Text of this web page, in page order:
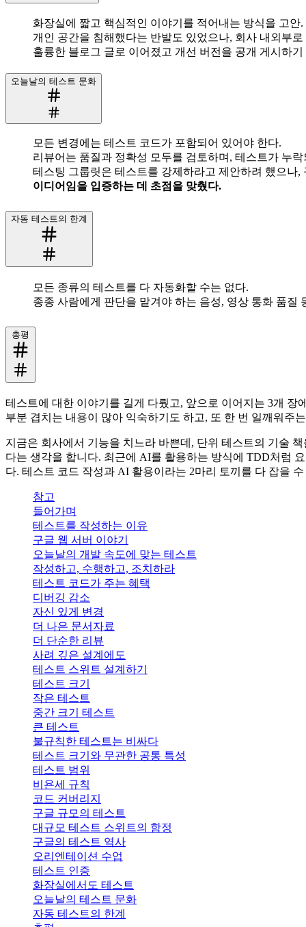
화장실에 짧고 핵심적인 이야기를 적어내는 방식을 고
개인 공간을 침해했다는 반발도 있었으나, 회사 내외부
훌륭한 블로그 글로 이어졌고 개선 버전을 공개 게시하
오늘날의 테스트 문화
모든 변경에는 테스트 코드가 포함되어 있어야 한다.
리뷰어는 품질과 정확성 모두를 검토하며, 테스트가 누
테스팅 그룹릿은 테스트를 강제하라고 제안하려 했으나
이디어임을 입증하는 데 초점을 맞췄다.
자동 테스트의 한계
모든 종류의 테스트를 다 자동화할 수는 없다.
종종 사람에게 판단을 맡겨야 하는 음성, 영상 통화 품질
총평
테스트에 대한 이야기를 길게 다뤘고, 앞으로 이어지는 3개
부분 겹치는 내용이 많아 익숙하기도 하고, 또 한 번 일깨워주
지금은 회사에서 기능을 치느라 바쁜데, 단위 테스트의 기술
다는 생각을 합니다. 최근에 AI를 활용하는 방식에 TDD처럼
다. 테스트 코드 작성과 AI 활용이라는 2마리 토끼를 다 잡을
참고
들어가며
테스트를 작성하는 이유
구글 웹 서버 이야기
오늘날의 개발 속도에 맞는 테스트
작성하고, 수행하고, 조치하라
테스트 코드가 주는 혜택
디버깅 감소
자신 있게 변경
더 나은 문서자료
더 단순한 리뷰
사려 깊은 설계에도
테스트 스위트 설계하기
테스트 크기
작은 테스트
중간 크기 테스트
큰 테스트
불규칙한 테스트는 비싸다
테스트 크기와 무관한 공통 특성
테스트 범위
비욘세 규칙
코드 커버리지
구글 규모의 테스트
대규모 테스트 스위트의 함정
구글의 테스트 역사
오리엔테이션 수업
테스트 인증
화장실에서도 테스트
오늘날의 테스트 문화
자동 테스트의 한계